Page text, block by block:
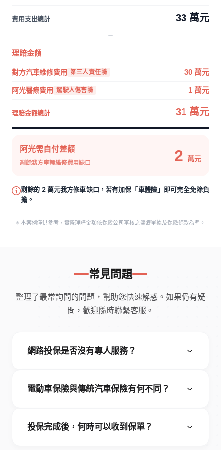
費用支出總計 33 萬元
理賠金額
對方汽車維修費用 第三人責任險 30 萬元
阿光醫療費用 駕駛人傷害險 1 萬元
理賠金額總計 31 萬元
阿光需自付差額
剩餘我方車輛維修費用缺口 2 萬元
剩餘的 2 萬元我方修車缺口，若有加保「車體險」即可完全免除負
擔。
※ 本案例僅供參考，實際理賠金額依保險公司審核之醫療單據及保險條款為準。
常見問題
整理了最常詢問的問題，幫助您快速解惑。如果仍有疑
問，歡迎隨時聯繫客服。
網路投保是否沒有專人服務？
電動車保險與傳統汽車保險有何不同？
投保完成後，何時可以收到保單？